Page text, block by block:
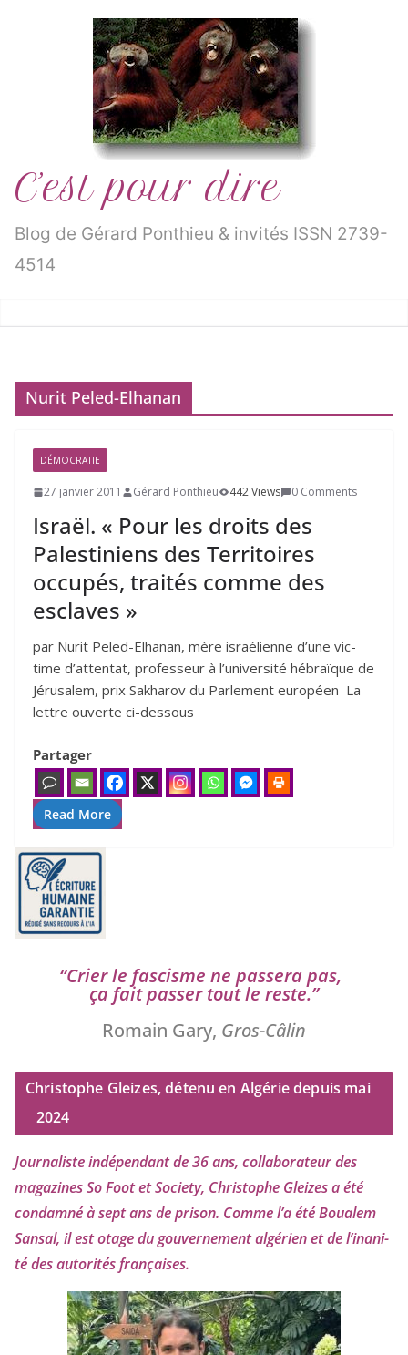
C’est pour dire
Blog de Gérard Ponthieu & invités ISSN 2739-
4514
Nurit Peled-Elhanan
DÉMOCRATIE
27 janvier 2011 Gérard Ponthieu 442 Views 0 Comments
Israël. « Pour les droits des
Palestiniens des Territoires
occupés, traités comme des
esclaves »
par Nurit Peled-Elhanan, mère israé­lienne d’une vic­
time d’at­ten­tat, pro­fes­seur à l’u­ni­ver­si­té hébraïque de
Jérusalem, prix Sakharov du Parlement européen La
lettre ouverte ci-des­sous
Partager
Read More
“Crier le fas­cisme ne pas­se­ra pas,
ça fait pas­ser tout le reste.”
Romain Gary, Gros-Câlin
Christophe Gleizes, détenu en Algérie depuis mai
2024
Journaliste indé­pen­dant de36ans, col­la­bo­ra­teur des
maga­zines So Foot et Society, Christophe Gleizesa été
condam­né à sept ans de pri­son. Comme l’a été Boualem
Sansal, il est otage du gou­ver­ne­ment algé­rien et de l’i­na­ni­
té des auto­ri­tés françaises.